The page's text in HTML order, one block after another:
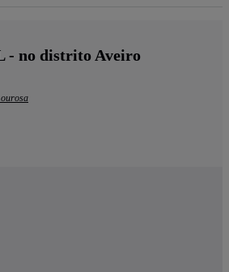
- no distrito Aveiro